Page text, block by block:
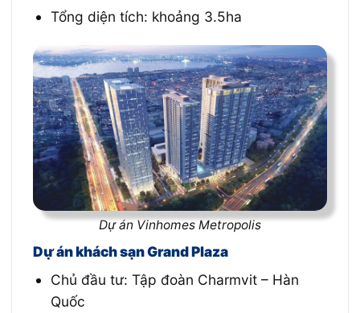
Tổng diện tích: khoảng 3.5ha
Dự án Vinhomes Metropolis
Dự án khách sạn Grand Plaza
Chủ đầu tư:Tập đoàn Charmvit – Hàn
Quốc